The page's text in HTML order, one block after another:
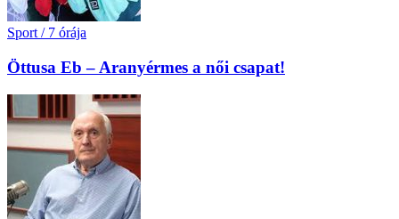
Sport / 7 órája
Öttusa Eb – Aranyérmes a női csapat!